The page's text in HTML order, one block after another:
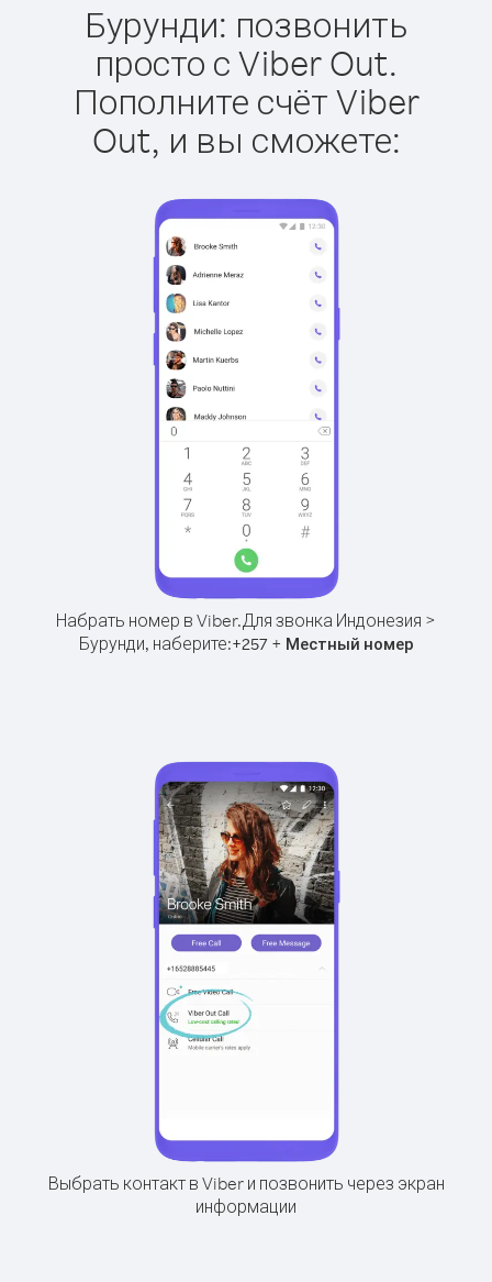
Бурунди: позвонить
просто с Viber Out.
Пополните счёт Viber
Out, и вы сможете:
Набрать номер в Viber.Для звонка Индонезия >
Бурунди, наберите:+257+ Местный номер
Выбрать контакт в Viber и позвонить через экран
информации